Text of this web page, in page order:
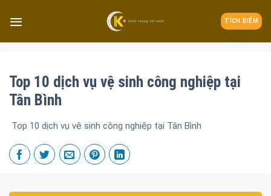
TÍCH ĐIỂM
Top 10 dịch vụ vệ sinh công nghiệp tại
Tân Bình
Top 10 dịch vụ vệ sinh công nghiệp tại Tân Bình